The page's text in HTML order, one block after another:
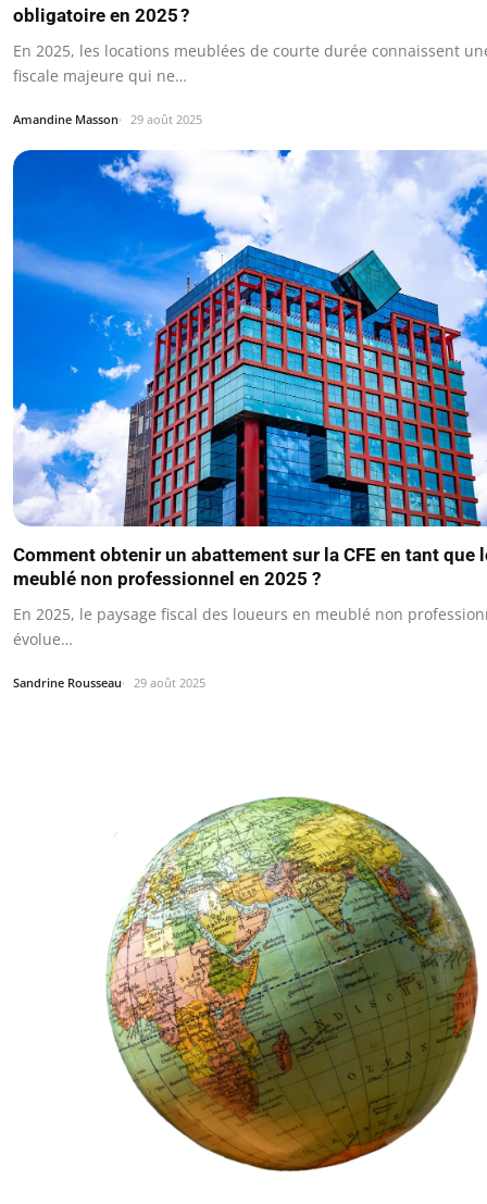
obligatoire en 2025 ?
En 2025, les locations meublées de courte durée connaissent
fiscale majeure qui ne…
Amandine Masson 29 août 2025
Comment obtenir un abattement sur la CFE en tant que
meublé non professionnel en 2025 ?
En 2025, le paysage fiscal des loueurs en meublé non
évolue…
Sandrine Rousseau 29 août 2025